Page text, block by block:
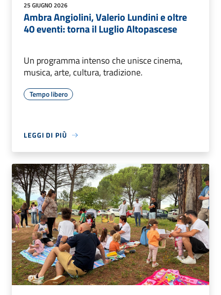
25 GIUGNO 2026
Ambra Angiolini, Valerio Lundini e oltre
40 eventi: torna il Luglio Altopascese
Un programma intenso che unisce cinema,
musica, arte, cultura, tradizione.
Tempo libero
LEGGI DI PIÙ